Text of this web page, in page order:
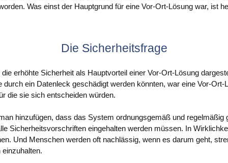
Was einst der Hauptgrund für eine Vor-Ort-Lösung war, ist
Die Sicherheitsfrage
erhöhte Sicherheit als Hauptvorteil einer Vor-Ort-Lösung
durch ein Datenleck geschädigt werden könnten, war eine Vor-Ort-
die sie sich entscheiden würden.
hinzufügen, dass das System ordnungsgemäß und regelmäßig
Sicherheitsvorschriften eingehalten werden müssen. In
Und Menschen werden oft nachlässig, wenn es darum geht,